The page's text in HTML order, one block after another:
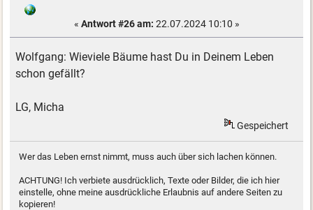
« Antwort #26 am: 22.07.2024 10:10 »
Wolfgang: Wieviele Bäume hast Du in Deinem Leben
schon gefällt?
LG, Micha
Gespeichert
Wer das Leben ernst nimmt, muss auch über sich lachen können.
ACHTUNG! Ich verbiete ausdrücklich, Texte oder Bilder, die ich hier
einstelle, ohne meine ausdrückliche Erlaubnis auf andere Seiten zu
kopieren!